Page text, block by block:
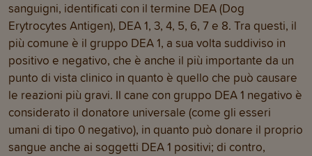
sanguigni, identificati con il termine DEA (Dog
Erytrocytes Antigen), DEA 1, 3, 4, 5, 6, 7 e 8. Tra questi, il
più comune è il gruppo DEA 1, a sua volta suddiviso in
positivo e negativo, che è anche il più importante da un
punto di vista clinico in quanto è quello che può causare
le reazioni più gravi. Il cane con gruppo DEA 1 negativo è
considerato il donatore universale (come gli esseri
umani di tipo 0 negativo), in quanto può donare il proprio
sangue anche ai soggetti DEA 1 positivi; di contro,